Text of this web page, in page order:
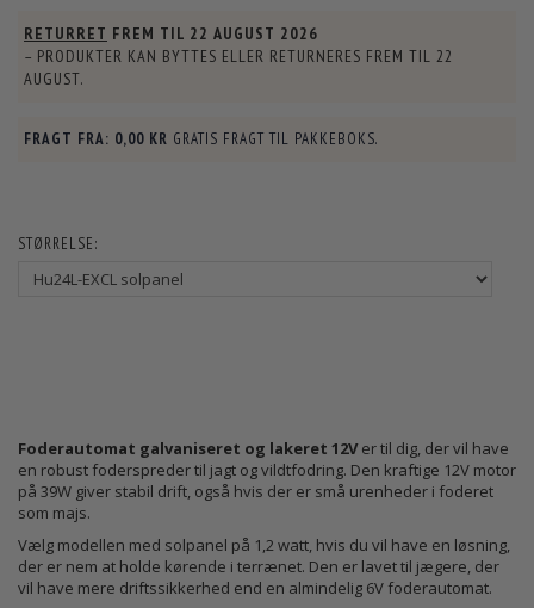
RETURRET FREM TIL 22 AUGUST 2026
– PRODUKTER KAN BYTTES ELLER RETURNERES FREM TIL 22
AUGUST.
FRAGT FRA: 0,00 KR GRATIS FRAGT TIL PAKKEBOKS.
STØRRELSE:
Foderautomat galvaniseret og lakeret 12Ver til dig, der vil have
en robust foderspreder til jagt og vildtfodring. Den kraftige 12V motor
på 39W giver stabil drift, også hvis der er små urenheder i foderet
som majs.
Vælg modellen med solpanel på 1,2 watt, hvis du vil have en løsning,
der er nem at holde kørende i terrænet. Den er lavet til jægere, der
vil have mere driftssikkerhed end en almindelig 6V foderautomat.